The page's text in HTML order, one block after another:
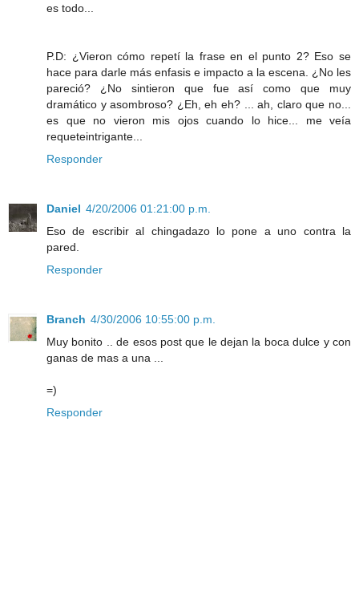
es todo...
P.D: ¿Vieron cómo repetí la frase en el punto 2? Eso se
hace para darle más enfasis e impacto a la escena. ¿No les
pareció? ¿No sintieron que fue así como que muy
dramático y asombroso? ¿Eh, eh eh? ... ah, claro que no...
es que no vieron mis ojos cuando lo hice... me veía
requeteintrigante...
Responder
Daniel 4/20/2006 01:21:00 p.m.
Eso de escribir al chingadazo lo pone a uno contra la
pared.
Responder
Branch 4/30/2006 10:55:00 p.m.
Muy bonito .. de esos post que le dejan la boca dulce y con
ganas de mas a una ...
=)
Responder